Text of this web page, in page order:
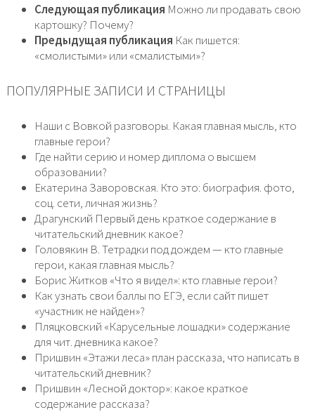
Следующая публикация Можно ли продавать свою
картошку? Почему?
Предыдущая публикация Как пишется:
«смолистыми» или «смалистыми»?
ПОПУЛЯРНЫЕ ЗАПИСИ И СТРАНИЦЫ
Наши с Вовкой разговоры. Какая главная мысль, кто
главные герои?
Где найти серию и номер диплома о высшем
образовании?
Екатерина Заворовская. Кто это: биография. фото,
соц. сети, личная жизнь?
Драгунский Первый день краткое содержание в
читательский дневник какое?
Головякин В. Тетрадки под дождем — кто главные
герои, какая главная мысль?
Борис Житков «Что я видел»: кто главные герои?
Как узнать свои баллы по ЕГЭ, если сайт пишет
«участник не найден»?
Пляцковский «Карусельные лошадки» содержание
для чит. дневника какое?
Пришвин «Этажи леса» план рассказа, что написать в
читательский дневник?
Пришвин «Лесной доктор»: какое краткое
содержание рассказа?